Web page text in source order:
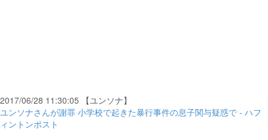
2017/06/28 11:30:05 【ユンソナ】
ユンソナさんが謝罪 小学校で起きた暴行事件の息子関与疑惑で - ハフ
ィントンポスト